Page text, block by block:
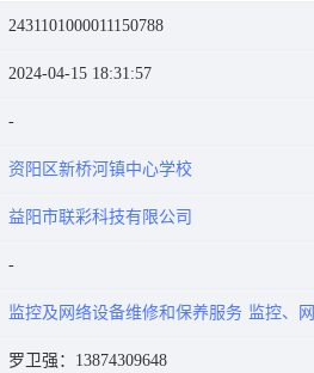
2431101000011150788
2024-04-15 18:31:57
资阳区新桥河镇中心学校
益阳市联彩科技有限公司
监控及网络设备维修和保养服务 监控、
罗卫强：13874309648